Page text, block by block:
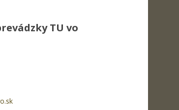
TU vo